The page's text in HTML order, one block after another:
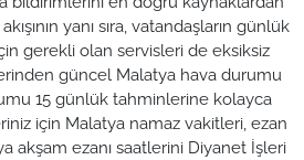
yanı sıra, vatandaşların günlük
gerekli olan servisleri de eksiksiz
güncel Malatya hava durumu
15 günlük tahminlerine kolayca
için Malatya namaz vakitleri, ezan
akşam ezanı saatlerini Diyanet İşleri